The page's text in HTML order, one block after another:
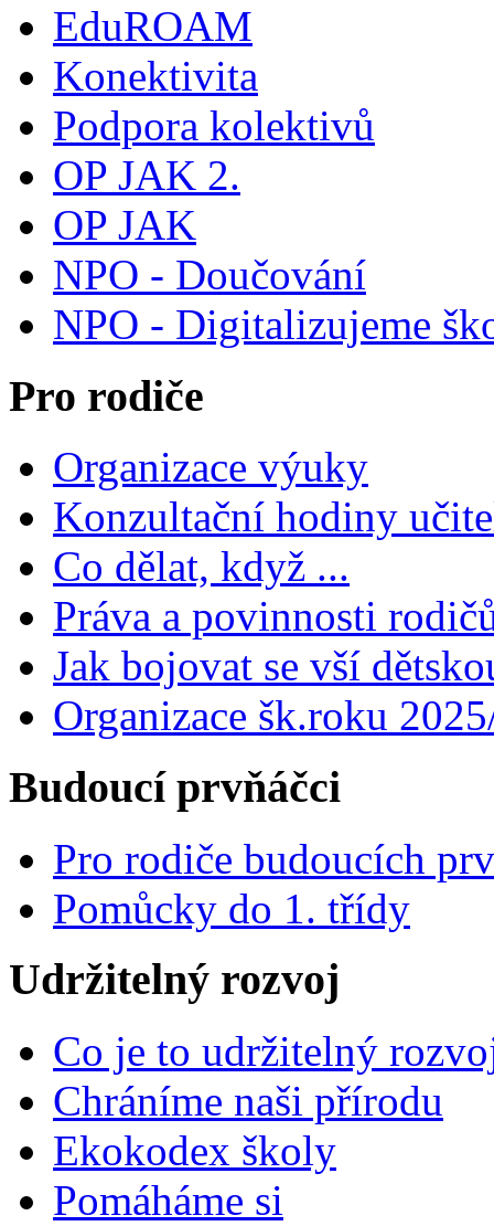
EduROAM
Konektivita
Podpora kolektivů
OP JAK 2.
OP JAK
NPO - Doučování
NPO - Digitalizujeme
Pro rodiče
Organizace výuky
Konzultační hodiny
Co dělat, když ...
Práva a povinnosti
Jak bojovat se vší
Organizace šk.roku
Budoucí prvňáčci
Pro rodiče budoucích
Pomůcky do 1. třídy
Udržitelný rozvoj
Co je to udržitelný
Chráníme naši přírodu
Ekokodex školy
Pomáháme si